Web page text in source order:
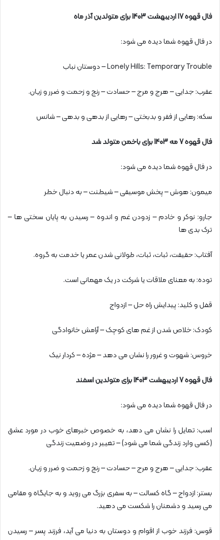
فال قهوه 17 اردیبهشت 1403 برای متولدین آذر ماه
در فال قهوه شما دیده می شود:
Lonely Hills: Temporary Trouble – دوستان نباب
عقرب: جدایی – هرج و مرج – حسادت – رنج و زحمت و ضرر و زیان.
سکه: رهایی از فقر و بدبختی – رهایی از بدهی و بدهی – شانس
فال قهوه 7 مه 1403 برای باخمن متولد شد
در فال قهوه شما دیده می شود:
میمون: هوش – پخش موسیقی – شیطنت – به دنبال خطر
جارو: نوکر و خادم – زدودن غم و اندوه – رسیدن به پایان سختی ها –
ترک بدی ها
آفتاب: حقیقت، ثبات، ثبات، طولانی شدن عمر یا خدمت به گروه.
توده: به معنای ملاقات یا شرکت در یک مهمانی است.
قفل و کلید: پیدایش راه حل – ازدواج
کودک: خلاص شدن از غم های کوچک – آرامش خانوادگی
خروس: شهوت و غرور را نشان می دهد – مژده – کردار نیک
فال قهوه 7 اردیبهشت 1403 برای متولدین اسفند
در فال قهوه شما دیده می شود:
اسب: تمایل را نشان می دهد، به خصوص خبرهای خوب در مورد عشق
(کسی وارد زندگی شما می شود) – تغییر در وضعیت زندگی
عقرب: جدایی – هرج و مرج – حسادت – رنج و زحمت و ضرر و زیان.
بستر: ازدواج – گاه کسالت – به سفری بزرگ می روید و به جایگاه و مقامی
می رسید و دشمنان را شکست می دهید.
قوس: فرزند خوب از اقوام و دوستان به دنیا می آید، فرزند پسر – رسیدن